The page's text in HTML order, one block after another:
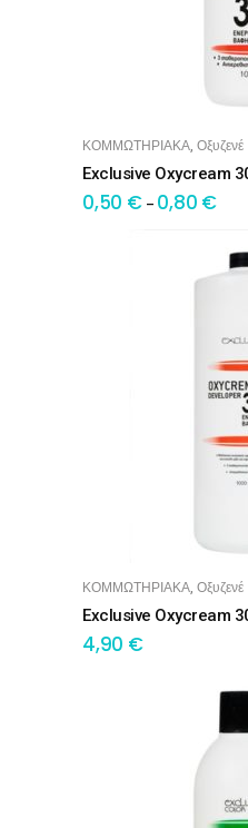
OPTIONS
ΚΟΜΜΩΤΗΡΙΑΚΑ, Οξυζενέ
Exclusive Oxycream
0,50 €– 0,80 €
ΠΡΟΣΘΉΚΗ ΣΤΟ
ΚΟΜΜΩΤΗΡΙΑΚΑ, Οξυζενέ
Exclusive Oxycream
4,90 €